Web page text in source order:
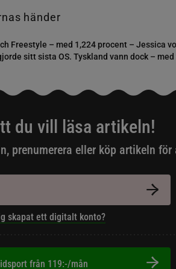
Freestyle – med 1,224 procent – Jessica
sitt sista OS. Tyskland vann dock –
du vill läsa artikeln!
prenumerera eller köp artikeln
skapat ett digitalt konto?
från 119:-/mån